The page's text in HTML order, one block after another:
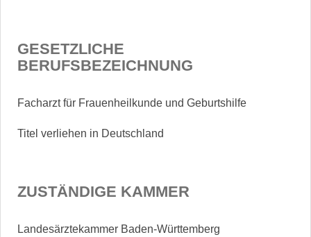
GESETZLICHE
BERUFSBEZEICHNUNG
Facharzt für Frauenheilkunde und Geburtshilfe
Titel verliehen in Deutschland
ZUSTÄNDIGE KAMMER
Landesärztekammer Baden-Württemberg